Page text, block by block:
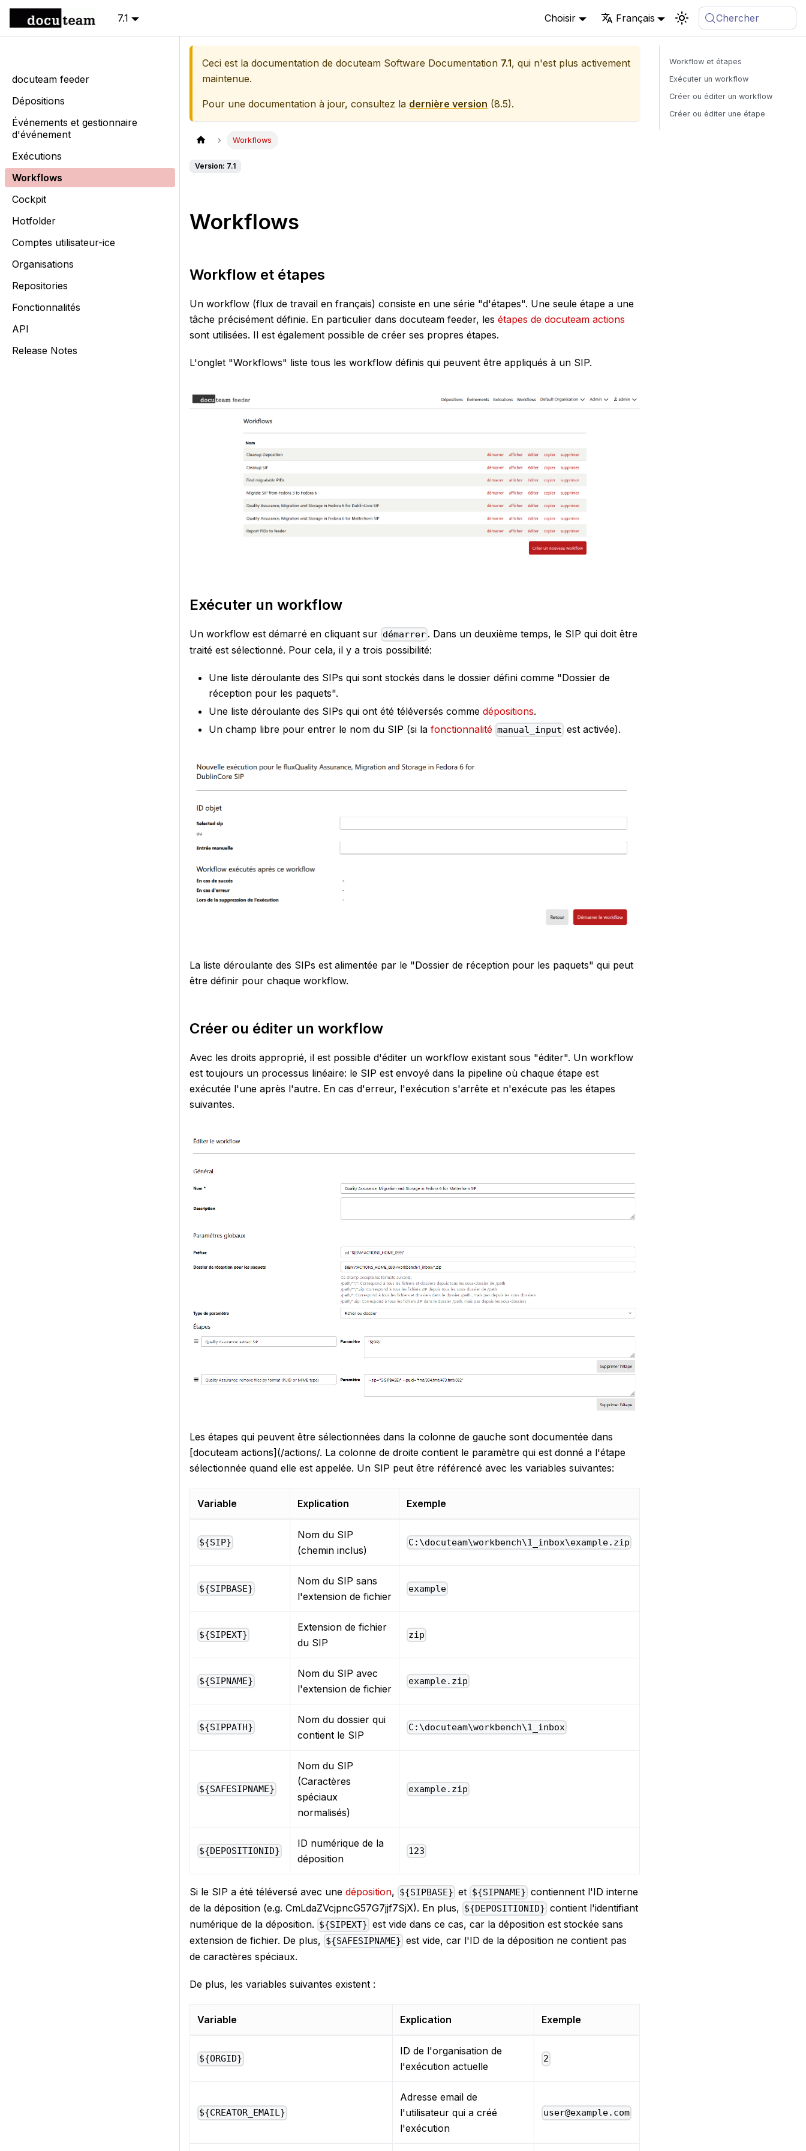
7.1 Choisir Français Chercher
docuteam feeder
Dépositions
Événements et gestionnaire
d'événement
Exécutions
Workflows
Cockpit
Hotfolder
Comptes utilisateur-ice
Organisations
Repositories
Fonctionnalités
API
Release Notes
Ceci est la documentation de docuteam Software Documentation 7.1, qui n'est plus activement
maintenue.
Pour une documentation à jour, consultez la dernière version (8.5).
Workflows
Version: 7.1
Workflows
Workflow et étapes
Un workflow (flux de travail en français) consiste en une série "d'étapes". Une seule étape a une
tâche précisément définie. En particulier dans docuteam feeder, les étapes de docuteam actions
sont utilisées. Il est également possible de créer ses propres étapes.
L'onglet "Workflows" liste tous les workflow définis qui peuvent être appliqués à un SIP.
Exécuter un workflow
Un workflow est démarré en cliquant sur démarrer . Dans un deuxième temps, le SIP qui doit être
traité est sélectionné. Pour cela, il y a trois possibilité:
Une liste déroulante des SIPs qui sont stockés dans le dossier défini comme "Dossier de
réception pour les paquets".
Une liste déroulante des SIPs qui ont été téléversés comme dépositions.
Un champ libre pour entrer le nom du SIP (si la fonctionnalité manual_input est activée).
La liste déroulante des SIPs est alimentée par le "Dossier de réception pour les paquets" qui peut
être définir pour chaque workflow.
Créer ou éditer un workflow
Avec les droits approprié, il est possible d'éditer un workflow existant sous "éditer". Un workflow
est toujours un processus linéaire: le SIP est envoyé dans la pipeline où chaque étape est
exécutée l'une après l'autre. En cas d'erreur, l'exécution s'arrête et n'exécute pas les étapes
suivantes.
Les étapes qui peuvent être sélectionnées dans la colonne de gauche sont documentée dans
[docuteam actions](/actions/. La colonne de droite contient le paramètre qui est donné a l'étape
sélectionnée quand elle est appelée. Un SIP peut être référencé avec les variables suivantes:
Variable Explication Exemple
${SIP}
Nom du SIP
(chemin inclus)
C:\docuteam\workbench\1_inbox\example.zip
${SIPBASE}
Nom du SIP sans
l'extension de fichier
example
${SIPEXT}
Extension de fichier
du SIP
zip
${SIPNAME}
Nom du SIP avec
l'extension de fichier
example.zip
${SIPPATH}
Nom du dossier qui
contient le SIP
C:\docuteam\workbench\1_inbox
${SAFESIPNAME}
Nom du SIP
(Caractères
spéciaux
normalisés)
example.zip
${DEPOSITIONID}
ID numérique de la
déposition
123
Si le SIP a été téléversé avec une déposition, ${SIPBASE} et ${SIPNAME} contiennent l'ID interne
de la déposition (e.g. CmLdaZVcjpncG57G7jjf7SjX). En plus, ${DEPOSITIONID} contient l'identifiant
numérique de la déposition. ${SIPEXT} est vide dans ce cas, car la déposition est stockée sans
extension de fichier. De plus, ${SAFESIPNAME} est vide, car l'ID de la déposition ne contient pas
de caractères spéciaux.
De plus, les variables suivantes existent :
Variable Explication Exemple
${ORGID}
ID de l'organisation de
l'exécution actuelle
2
${CREATOR_EMAIL}
Adresse email de
l'utilisateur qui a créé
l'exécution
user@example.com
Workflow et étapes
Exécuter un workflow
Créer ou éditer un workflow
Créer ou éditer une étape